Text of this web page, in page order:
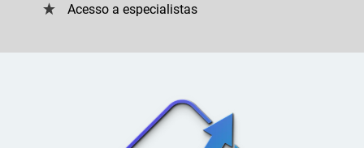
Acesso a especialistas